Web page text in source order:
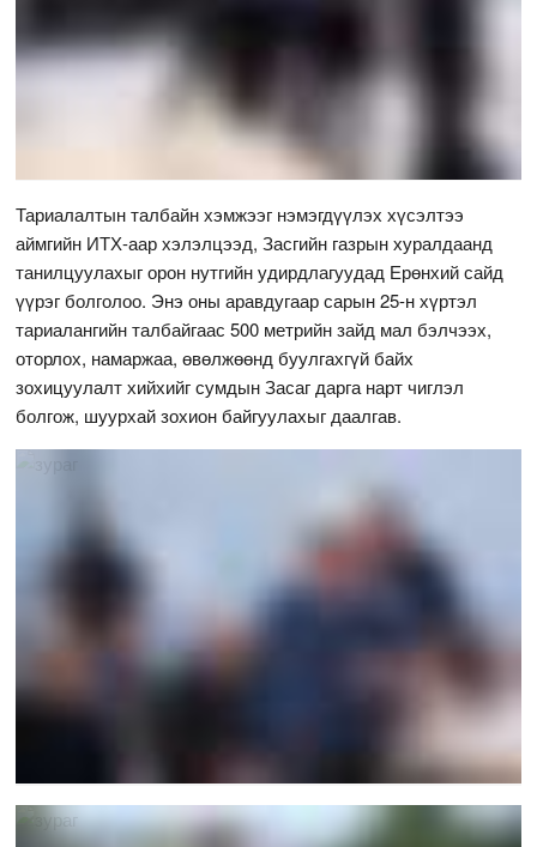
Тариалалтын талбайн хэмжээг нэмэгдүүлэх хүсэлтээ
аймгийн ИТХ-аар хэлэлцээд, Засгийн газрын хуралдаанд
танилцуулахыг орон нутгийн удирдлагуудад Ерөнхий сайд
үүрэг болголоо. Энэ оны аравдугаар сарын 25-н хүртэл
тариалангийн талбайгаас 500 метрийн зайд мал бэлчээх,
оторлох, намаржаа, өвөлжөөнд буулгахгүй байх
зохицуулалт хийхийг сумдын Засаг дарга нарт чиглэл
болгож, шуурхай зохион байгуулахыг даалгав.